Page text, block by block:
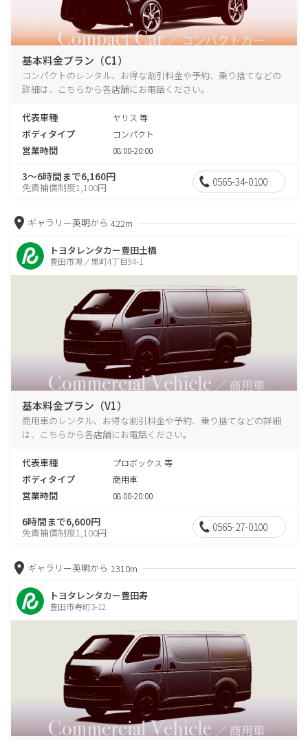
基本料金プラン（C1）
コンパクトのレンタル、お得な割引料金や予約、乗り捨てなどの
詳細は、こちらから各店舗にお電話ください。
代表車種 ヤリス 等
ボディタイプ コンパクト
営業時間 08:00-20:00
3～6時間まで6,160円
免責補償制度1,100円 0565-34-0100
ギャラリー英明から 422m
トヨタレンタカー豊田土橋
豊田市鴻ノ巣町4丁目94-1
基本料金プラン（V1）
商用車のレンタル、お得な割引料金や予約、乗り捨てなどの詳細
は、こちらから各店舗にお電話ください。
代表車種 プロボックス 等
ボディタイプ 商用車
営業時間 08:00-20:00
6時間まで6,600円
免責補償制度1,100円 0565-27-0100
ギャラリー英明から 1310m
トヨタレンタカー豊田寿
豊田市寿町3-12